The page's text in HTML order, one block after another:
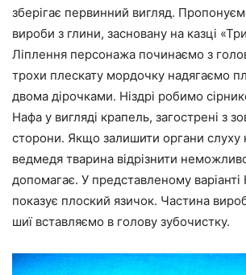
зберігає первинний вигляд.
вироби з глини, засновану на казці
Ліплення персонажа починаємо з
трохи плескату мордочку надягаємо
двома дірочками. Ніздрі робимо
Нафа у вигляді крапель, загострені з
сторони. Якщо залишити органи слуху
ведмедя тварина відрізнити
допомагає. У представленому
показує плоский язичок. Частина
шиї вставляємо в голову зубочистку.